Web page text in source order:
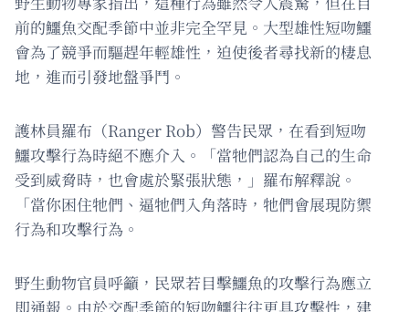
前的鱷魚交配季節中並非完全罕見。大型雄性短吻鱷
會為了競爭而驅趕年輕雄性，迫使後者尋找新的棲息
地，進而引發地盤爭鬥。
護林員羅布（Ranger Rob）警告民眾，在看到短吻
鱷攻擊行為時絕不應介入。「當牠們認為自己的生命
受到威脅時，也會處於緊張狀態，」羅布解釋說。
「當你困住牠們、逼牠們入角落時，牠們會展現防禦
行為和攻擊行為。
野生動物官員呼籲，民眾若目擊鱷魚的攻擊行為應立
即通報。由於交配季節的短吻鱷往往更具攻擊性，建